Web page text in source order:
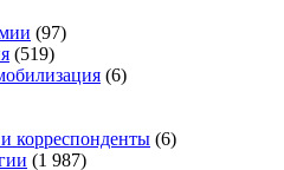
(97)
(519)
(6)
корреспонденты (6)
(1 987)